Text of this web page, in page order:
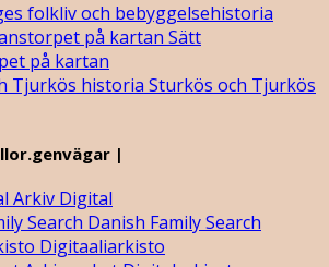
folkliv och bebyggelsehistoria
Sätt
på kartan
Sturkös och Tjurkös
|
Arkiv Digital
Danish Family Search
Digitaaliarkisto